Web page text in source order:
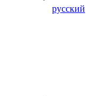
русский